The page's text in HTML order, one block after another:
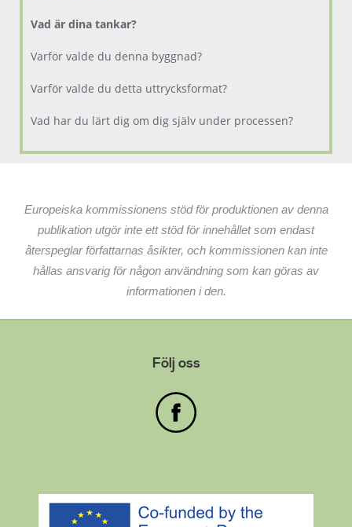
Vad är dina tankar?
Varför valde du denna byggnad?
Varför valde du detta uttrycksformat?
Vad har du lärt dig om dig själv under processen?
Europeiska kommissionens stöd för produktionen av denna
publikation utgör inte ett stöd för innehållet som endast
återspeglar författarnas åsikter, och kommissionen kan inte
hållas ansvarig för någon användning som kan göras av
informationen i den.
Följ oss